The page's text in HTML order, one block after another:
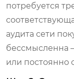
потребуется
аудита сети
бессмысленна
или постоянно